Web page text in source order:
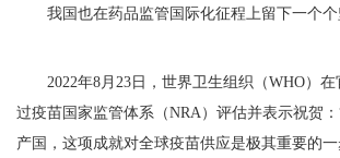
我国也在药品监管国际化征程上留下一个个
2022年8月23日，世界卫生组织（WHO）在
过疫苗国家监管体系（NRA）评估并表示祝贺
产国，这项成就对全球疫苗供应是极其重要的